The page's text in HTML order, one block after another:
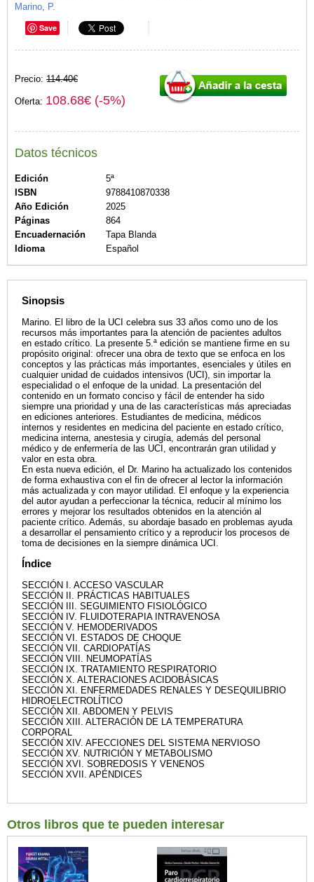
Marino, P.
Save
Precio: 114.40€
Oferta: 108.68€ (-5%)
Datos técnicos
Edición
5ª
ISBN
9788410870338
Año Edición
2025
Páginas
864
Encuadernación
Tapa Blanda
Idioma
Español
Sinopsis
Marino. El libro de la UCI celebra sus 33 años como uno de los
recursos más importantes para la atención de pacientes adultos
en estado crítico. La presente 5.ª edición se mantiene firme en su
propósito original: ofrecer una obra de texto que se enfoca en los
conceptos y las prácticas más importantes, esenciales y útiles en
cualquier unidad de cuidados intensivos (UCI), sin importar la
especialidad o el enfoque de la unidad. La presentación del
contenido en un formato conciso y fácil de entender ha sido
siempre una prioridad y una de las características más apreciadas
en ediciones anteriores. Estudiantes de medicina, médicos
internos y residentes en medicina del paciente en estado crítico,
medicina interna, anestesia y cirugía, además del personal
médico y de enfermería de las UCI, encontrarán gran utilidad y
valor en esta obra.
En esta nueva edición, el Dr. Marino ha actualizado los contenidos
de forma exhaustiva con el fin de ofrecer al lector la información
más actualizada y con mayor utilidad. El enfoque y la experiencia
del autor ayudan a perfeccionar la técnica, reducir al mínimo los
errores y mejorar los resultados obtenidos en la atención al
paciente crítico. Además, su abordaje basado en problemas ayuda
a desarrollar el pensamiento crítico y a reproducir los procesos de
toma de decisiones en la siempre dinámica UCI.
Índice
SECCIÓN I. ACCESO VASCULAR
SECCIÓN II. PRÁCTICAS HABITUALES
SECCIÓN III. SEGUIMIENTO FISIOLÓGICO
SECCIÓN IV. FLUIDOTERAPIA INTRAVENOSA
SECCIÓN V. HEMODERIVADOS
SECCIÓN VI. ESTADOS DE CHOQUE
SECCIÓN VII. CARDIOPATÍAS
SECCIÓN VIII. NEUMOPATÍAS
SECCIÓN IX. TRATAMIENTO RESPIRATORIO
SECCIÓN X. ALTERACIONES ACIDOBÁSICAS
SECCIÓN XI. ENFERMEDADES RENALES Y DESEQUILIBRIO
HIDROELECTROLÍTICO
SECCIÓN XII. ABDOMEN Y PELVIS
SECCIÓN XIII. ALTERACIÓN DE LA TEMPERATURA
CORPORAL
SECCIÓN XIV. AFECCIONES DEL SISTEMA NERVIOSO
SECCIÓN XV. NUTRICIÓN Y METABOLISMO
SECCIÓN XVI. SOBREDOSIS Y VENENOS
SECCIÓN XVII. APÉNDICES
Otros libros que te pueden interesar